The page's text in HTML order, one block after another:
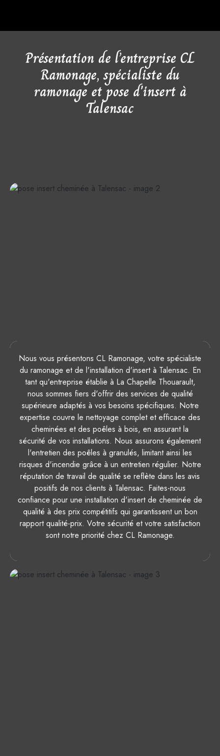
Présentation de l’entreprise CL
Ramonage, spécialiste du
ramonage et pose d'insert à
Talensac
Nous vous présentons CL Ramonage, votre spécialiste
du ramonage et de l'installation d'insert à Talensac. En
tant qu'entreprise établie à La Chapelle Thouarault,
nous sommes fiers d'offrir des services de qualité
supérieure adaptés à vos besoins spécifiques. Notre
expertise couvre le nettoyage complet et efficace des
cheminées et des poêles à bois, en assurant la
sécurité de vos installations. Nous assurons également
l'entretien des poêles à granulés, limitant ainsi les
risques d'incendie grâce à un entretien régulier. Notre
réputation de travail de qualité se reflète dans les avis
positifs de nos clients à Talensac. Faites-nous
confiance pour une installation d'insert de cheminée de
qualité à des prix compétitifs qui garantissent un bon
rapport qualité-prix. Votre sécurité et votre satisfaction
sont notre priorité chez CL Ramonage.